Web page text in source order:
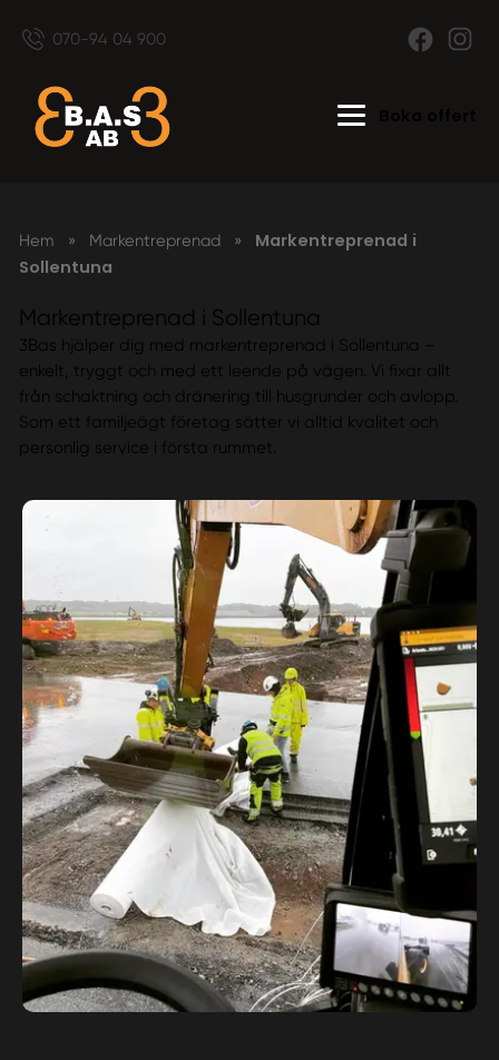
070-94 04 900
Hem » Markentreprenad »
Markentreprenad i
Sollentuna
Markentreprenad i Sollentuna
3Bas hjälper dig med markentreprenad i Sollentuna –
enkelt, tryggt och med ett leende på vägen. Vi fixar allt
från schaktning och dränering till husgrunder och avlopp.
Som ett familjeägt företag sätter vi alltid kvalitet och
personlig service i första rummet.